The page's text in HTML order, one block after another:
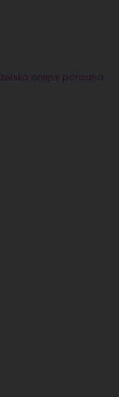
online poradna